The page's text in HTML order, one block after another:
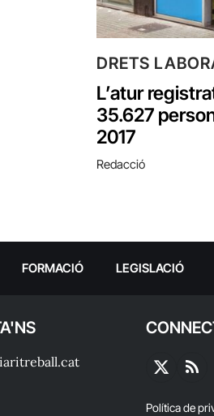
DRETS
L’atur
35.627
2017
Redacció
FORMACIÓ LEGISLACIÓ
X
RSS
Política de